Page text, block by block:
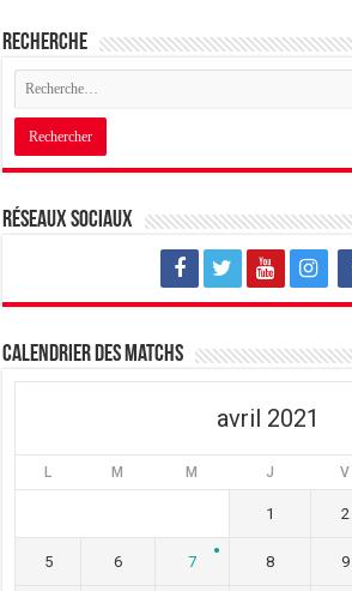
Recherche
Réseaux sociaux
Calendrier des matchs
avril 2021
L M M J V
1 2
5 6 7 8 9